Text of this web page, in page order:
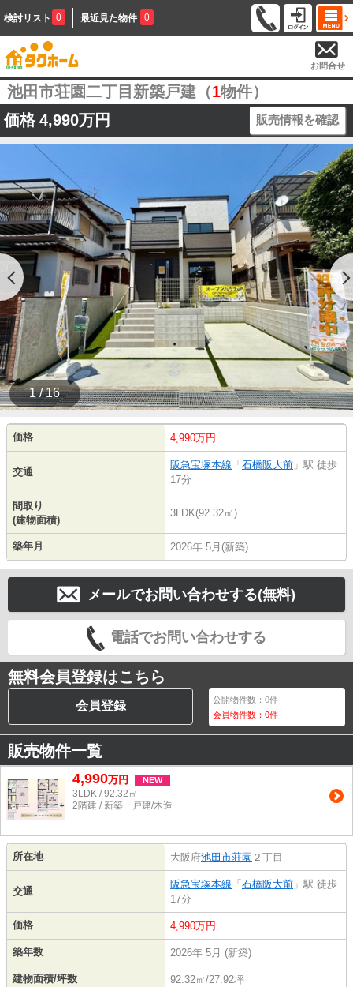
検討リスト 0 最近見た物件 0
お問合せ
池田市荘園二丁目新築戸建（1物件）
価格 4,990万円 販売情報を確認
1 / 16
価格 4,990万円
交通
阪急宝塚本線 「 石橋阪大前 」駅 徒歩
17分
間取り
(建物面積)
3LDK(92.32㎡)
築年月 2026年 5月(新築)
メールでお問い合わせする(無料)
電話でお問い合わせする
無料会員登録はこちら
会員登録 公開物件数：0件
会員物件数：0件
販売物件一覧
4,990万円 NEW
3LDK / 92.32㎡
2階建 / 新築一戸建/木造
所在地 大阪府池田市荘園 ２丁目
交通
阪急宝塚本線 「 石橋阪大前 」駅 徒歩
17分
価格 4,990万円
築年数 2026年 5月 (新築)
建物面積/坪数 92.32㎡/27.92坪